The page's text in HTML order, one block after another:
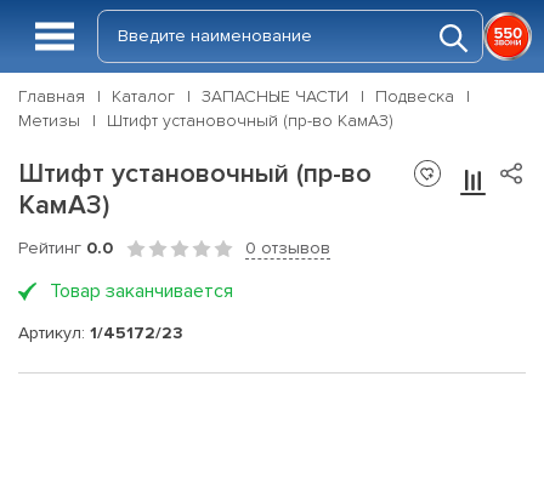
Главная Каталог ЗАПАСНЫЕ ЧАСТИ
Подвеска
Метизы
Штифт установочный (пр-во КамАЗ)
Штифт установочный (пр-во
КамАЗ)
Рейтинг 0.0 0 отзывов
Товар заканчивается
Артикул: 1/45172/23